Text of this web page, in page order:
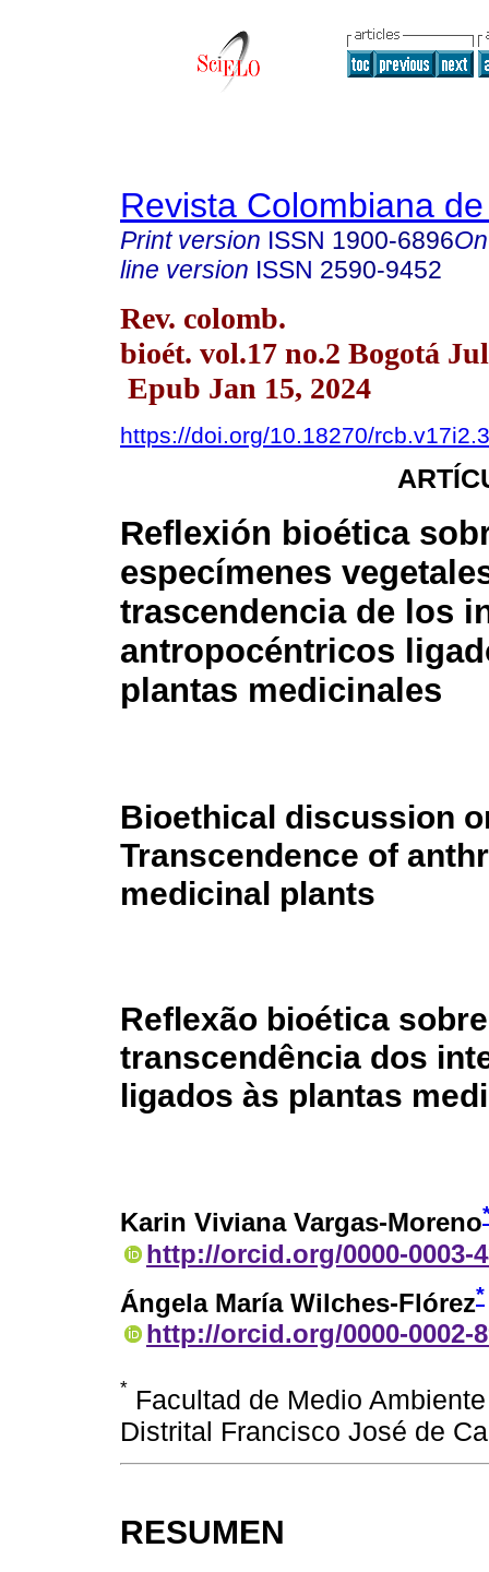
Revista Colombiana
Print version ISSN 1900-6896
line version ISSN 2590-9452
Rev. colomb.
bioét. vol.17 no.2 Bogotá
Epub Jan 15, 2024
https://doi.org/10.18270/
Reflexión bioética
especímenes
trascendencia de los
antropocéntricos
plantas medicinales
Bioethical discussion
Transcendence of
medicinal plants
Reflexão bioética
transcendência dos
ligados às plantas
Karin Viviana Vargas-Moreno
http://orcid.org/0000-0003-
Ángela María Wilches-Flórez*
http://orcid.org/0000-0002-
* Facultad de Medio
Distrital Francisco José de
RESUMEN